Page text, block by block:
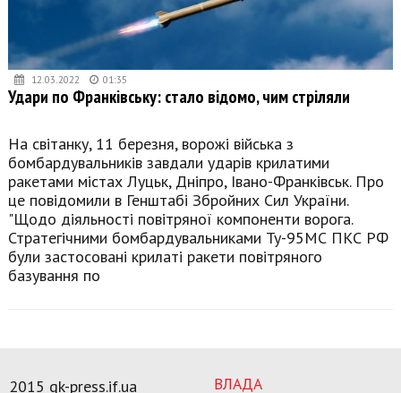
12.03.2022 01:35
Удари по Франківську: стало відомо, чим стріляли
На світанку, 11 березня, ворожі війська з
бомбардувальників завдали ударів крилатими
ракетами містах Луцьк, Дніпро, Івано-Франківськ. Про
це повідомили в Генштабі Збройних Сил України.
"Щодо діяльності повітряної компоненти ворога.
Стратегічними бомбардувальниками Ту-95МС ПКС РФ
були застосовані крилаті ракети повітряного
базування по
ВЛАДА
2015 gk-press.if.ua